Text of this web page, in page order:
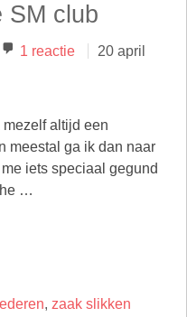
SM club
1 reactie
20 april
mezelf altijd een
meestal ga ik dan naar
iets speciaal gegund
…
, zaak slikken